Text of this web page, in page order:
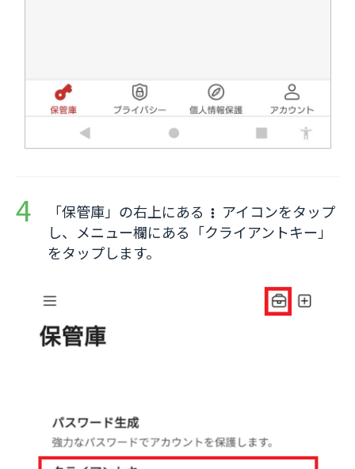
「保管庫」の右上にある
アイコンをタップ
し、メニュー欄にある「クライアントキー」
をタップします。